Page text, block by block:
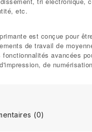
etc.
est conçue pour
de travail de
fonctionnalités avancées
de
(0)